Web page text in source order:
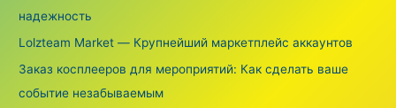
надежность
Lolzteam Market — Крупнейший маркетплейс аккаунтов
Заказ косплееров для мероприятий: Как сделать ваше
событие незабываемым